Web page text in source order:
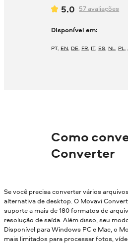
5.0 57 avaliações
Disponível em:
PT, EN, DE, FR, IT, ES, NL, PL,
Como
Converter
Se você precisa converter vários
alternativa de desktop. O Movavi
suporte a mais de 180 formatos de
resolução de saída. Além disso, seu
Disponível para Windows PC e Mac, o
mais limitados para processar fotos,